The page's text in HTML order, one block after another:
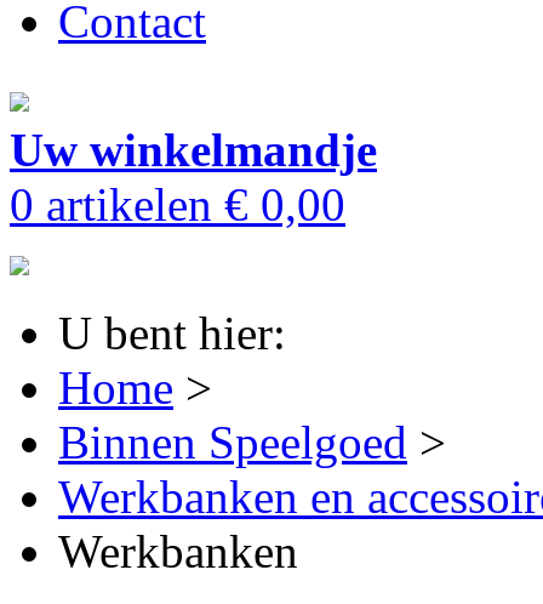
Contact
Uw winkelmandje
0 artikelen € 0,00
U bent hier:
Home >
Binnen Speelgoed >
Werkbanken en
Werkbanken